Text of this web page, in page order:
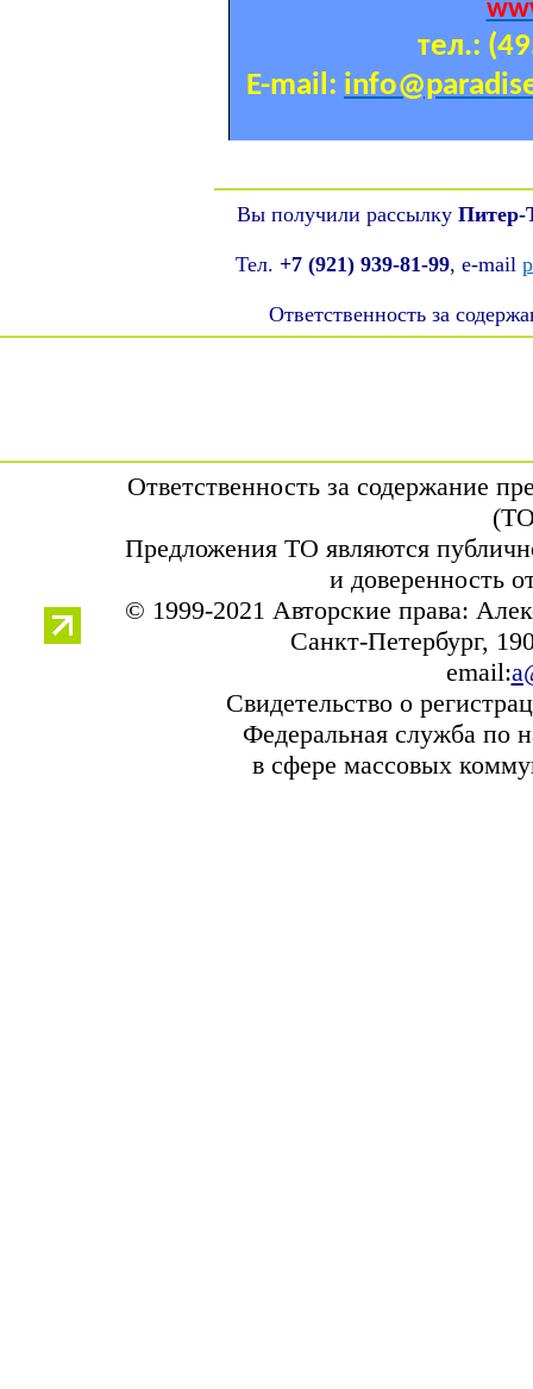
тел.:
E-mail:
Вы получили рассылку Питер-
Тел. +7 (921) 939-81-99, е-mail
Ответственность за
Ответственность за содержание
Предложения ТО являются
и доверенность
© 1999-2021 Авторские права:
Санкт-Петербург,
email:
Свидетельство о
Федеральная служба по
в сфере массовых